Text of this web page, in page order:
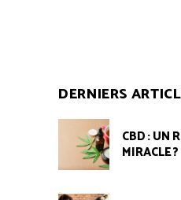
DERNIERS
CBD : UN
MIRACLE ?